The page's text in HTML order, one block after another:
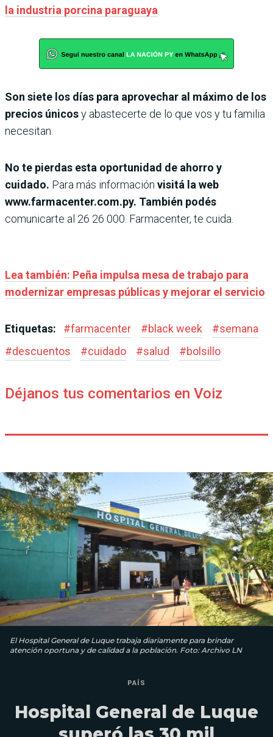
la industria porcina paraguaya
Son siete los días para aprovechar al máximo de los
precios únicosy abastecerte de lo que vos y tu familia
necesitan.
No te pierdas esta oportunidad de ahorro y
cuidado. Para más información visitá la web
www.farmacenter.com.py. También podés
comunicarte al 26 26 000. Farmacenter, te cuida.
Lea también: Peña impulsa mesa de trabajo para
modernizar empresas públicas y mejorar el servicio
Etiquetas: #farmacenter #black week #semana
#descuentos #cuidado #salud #bolsillo
Déjanos tus comentarios en Voiz
El Hospital General de Luque trabaja diariamente para brindar
atención oportuna y de calidad a la población. Foto: Archivo LN
PAÍS
Hospital General de Luque